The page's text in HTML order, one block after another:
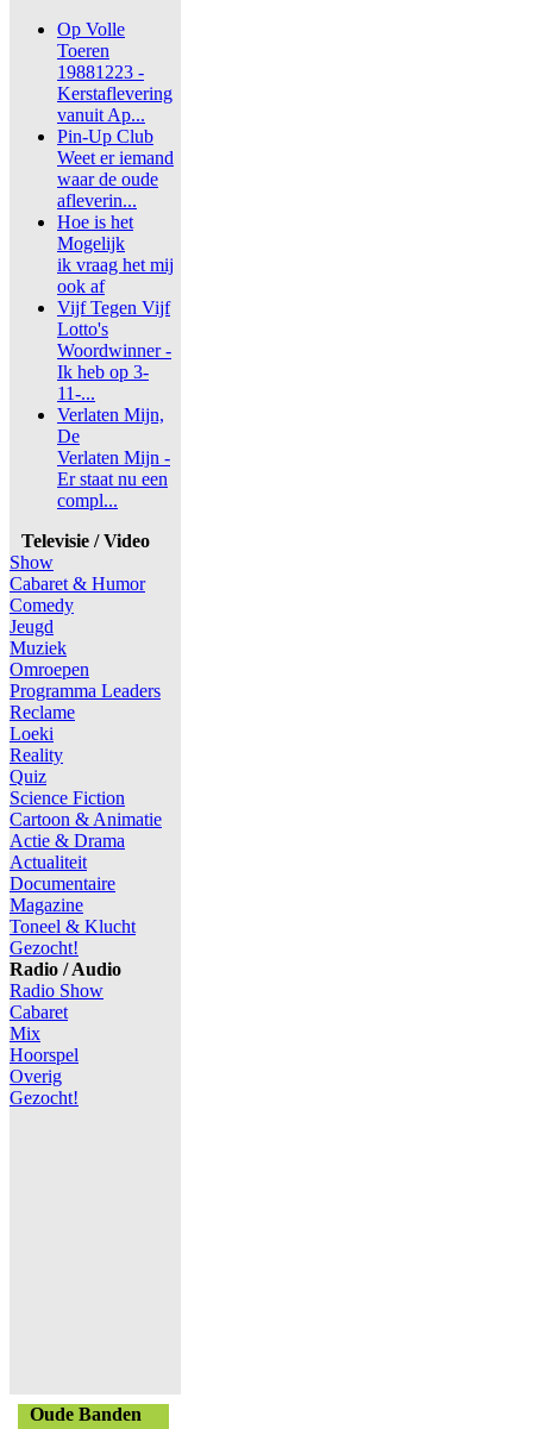
Op Volle
Toeren
19881223 -
Kerstaflevering
vanuit Ap...
Pin-Up Club
Weet er iemand
waar de oude
afleverin...
Hoe is het
Mogelijk
ik vraag het mij
ook af
Vijf Tegen Vijf
Lotto's
Woordwinner -
Ik heb op 3-
11-...
Verlaten Mijn,
De
Verlaten Mijn -
Er staat nu een
compl...
Televisie / Video
Show
Cabaret & Humor
Comedy
Jeugd
Muziek
Omroepen
Programma Leaders
Reclame
Loeki
Reality
Quiz
Science Fiction
Cartoon & Animatie
Actie & Drama
Actualiteit
Documentaire
Magazine
Toneel & Klucht
Gezocht!
Radio / Audio
Radio Show
Cabaret
Mix
Hoorspel
Overig
Gezocht!
Oude Banden